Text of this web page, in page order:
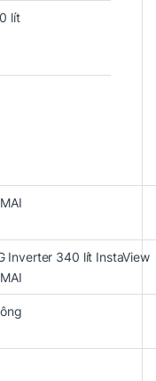
lít
Inverter 340 lít InstaView